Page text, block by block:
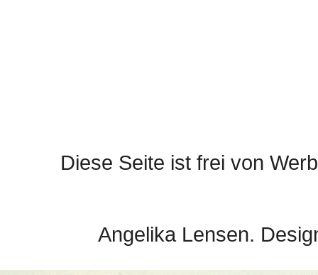
Diese Seite ist frei von
Angelika Lensen.